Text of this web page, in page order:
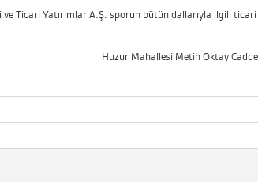
Ticari Yatırımlar A.Ş. sporun bütün dallarıyla ilgili
Huzur Mahallesi Metin Oktay